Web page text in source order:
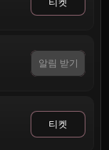
티켓
알림 받기
티켓